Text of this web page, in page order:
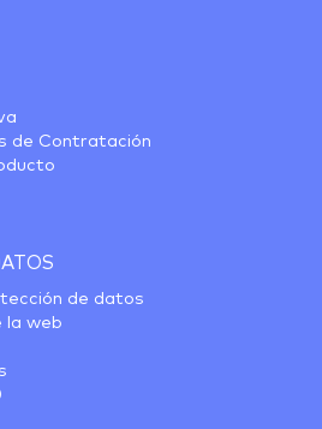
de Contratación
de datos
la web